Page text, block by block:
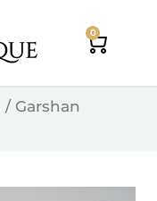
0
Cart
/ Garshan